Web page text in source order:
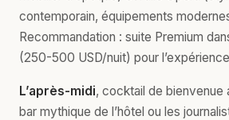
contemporain, équipements
Recommandation : suite Premium
(250-500 USD/nuit) pour
L’après-midi, cocktail de bienvenue
bar mythique de l’hôtel ou les